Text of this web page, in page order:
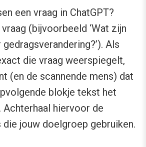
een vraag in ChatGPT?
(bijvoorbeeld ‘Wat zijn
Als
die vraag weerspiegelt,
(en de scannende mens) dat
blokje tekst het
hiervoor de
jouw doelgroep gebruiken.